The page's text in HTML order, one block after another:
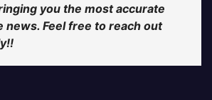
you the most accurate
news. Feel free to reach out